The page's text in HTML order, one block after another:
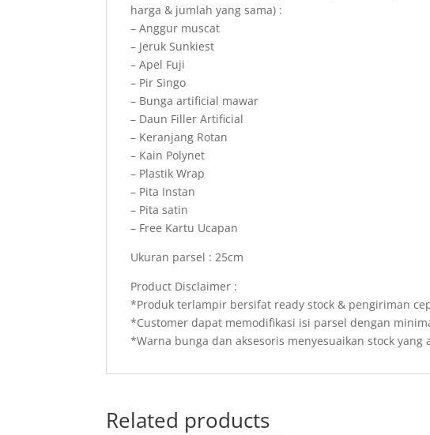
harga & jumlah yang sama) :
– Anggur muscat
– Jeruk Sunkiest
– Apel Fuji
– Pir Singo
– Bunga artificial mawar
– Daun Filler Artificial
– Keranjang Rotan
– Kain Polynet
– Plastik Wrap
– Pita Instan
– Pita satin
– Free Kartu Ucapan
Ukuran parsel : 25cm
Product Disclaimer :
*Produk terlampir bersifat ready stock & pengiriman
*Customer dapat memodifikasi isi parsel dengan
*Warna bunga dan aksesoris menyesuaikan stock yang
Related products